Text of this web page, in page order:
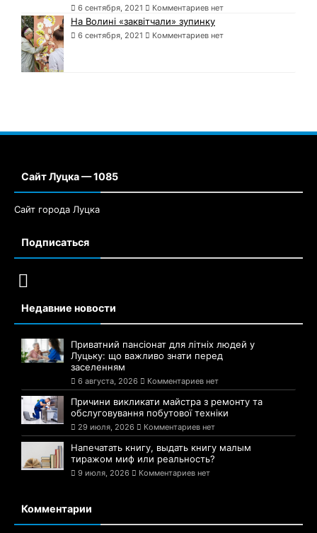
6 сентября, 2021 Комментариев нет
На Волині «заквітчали» зупинку
6 сентября, 2021 Комментариев нет
Сайт Луцка — 1085
Сайт города Луцка
Подписаться
Недавние новости
Приватний пансіонат для літніх людей у
Луцьку: що важливо знати перед
заселенням
6 августа, 2026 Комментариев нет
Причини викликати майстра з ремонту та
обслуговування побутової техніки
29 июля, 2026 Комментариев нет
Напечатать книгу, выдать книгу малым
тиражом миф или реальность?
9 июля, 2026 Комментариев нет
Комментарии